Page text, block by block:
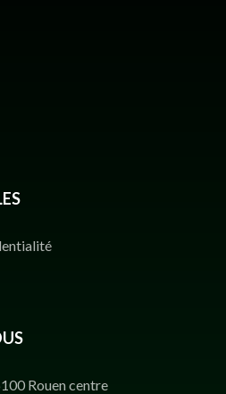
Rouen centre